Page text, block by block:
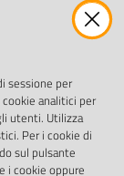
sessione per
analitici per
utenti. Utilizza
Per i cookie di
sul pulsante
i cookie oppure